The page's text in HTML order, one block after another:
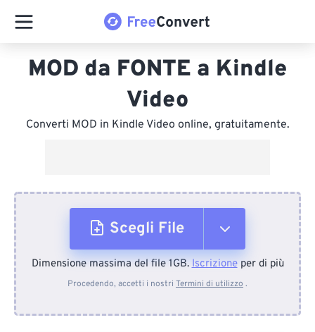
MOD da FONTE a Kindle
Video
Converti MOD in Kindle Video online, gratuitamente.
Scegli File
Dal dispositivo
Dimensione massima del file 1GB.Iscrizioneper di più
Procedendo, accetti i nostri Termini di utilizzo .